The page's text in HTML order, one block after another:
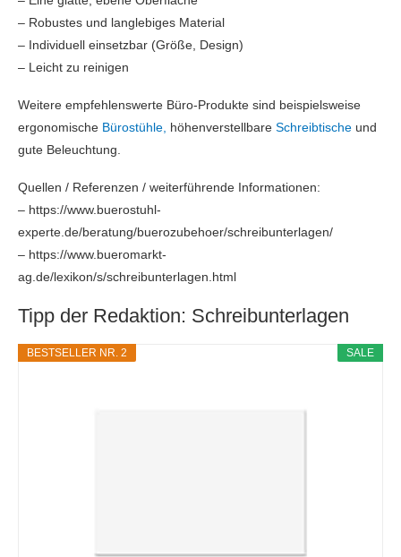
– Robustes und langlebiges Material
– Individuell einsetzbar (Größe, Design)
– Leicht zu reinigen
Weitere empfehlenswerte Büro-Produkte sind beispielsweise
ergonomische Bürostühle, höhenverstellbare Schreibtische und
gute Beleuchtung.
Quellen / Referenzen / weiterführende Informationen:
– https://www.buerostuhl-
experte.de/beratung/buerozubehoer/schreibunterlagen/
– https://www.bueromarkt-
ag.de/lexikon/s/schreibunterlagen.html
Tipp der Redaktion: Schreibunterlagen
SALE
BESTSELLER NR. 2